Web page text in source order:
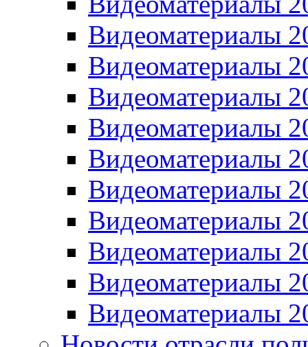
Видеоматериалы
Видеоматериалы
Видеоматериалы
Видеоматериалы
Видеоматериалы
Видеоматериалы
Видеоматериалы
Видеоматериалы
Видеоматериалы
Видеоматериалы